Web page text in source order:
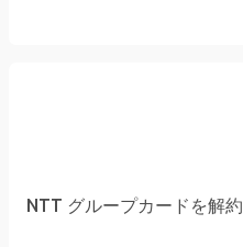
NTT グループカードを解約